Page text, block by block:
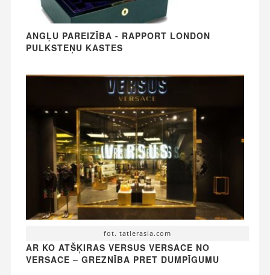
ANGĻU PAREIZĪBA - RAPPORT LONDON
PULKSTEŅU KASTES
fot. tatlerasia.com
AR KO ATŠĶIRAS VERSUS VERSACE NO
VERSACE – GREZNĪBA PRET DUMPĪGUMU